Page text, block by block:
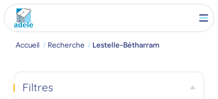
Accueil Recherche Lestelle-Bétharram
Filtres